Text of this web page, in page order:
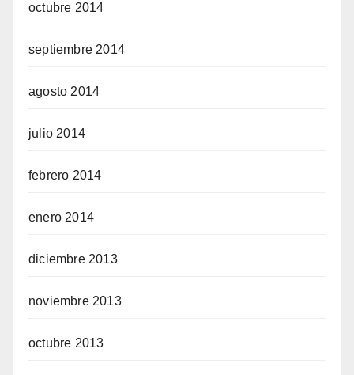
octubre 2014
septiembre 2014
agosto 2014
julio 2014
febrero 2014
enero 2014
diciembre 2013
noviembre 2013
octubre 2013